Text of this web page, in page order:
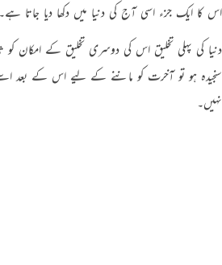
اس کا ایک جزء اسی آج کی دنیا میں دکھا دیا جاتا ہے۔
دنیا کی پہلی تخلیق اس کی دوسری تخلیق کے امکان
سنجیدہ ہو تو آخرت کو ماننے کے لیے اس کے بعد
نہیں۔